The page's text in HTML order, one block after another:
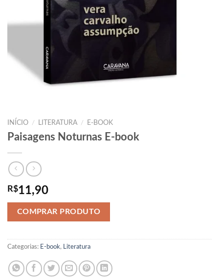
INÍCIO / LITERATURA / E-BOOK
Paisagens Noturnas E-book
R$11,90
COMPRAR PRODUTO
Categorias: E-book, Literatura